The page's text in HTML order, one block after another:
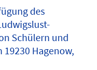
des
Schülern und
Hagenow,